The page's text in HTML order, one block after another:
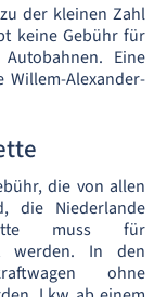
der kleinen Zahl
keine Gebühr für
Eine
Alexander-
die von allen
die Niederlande
muss für
werden. In den
ohne